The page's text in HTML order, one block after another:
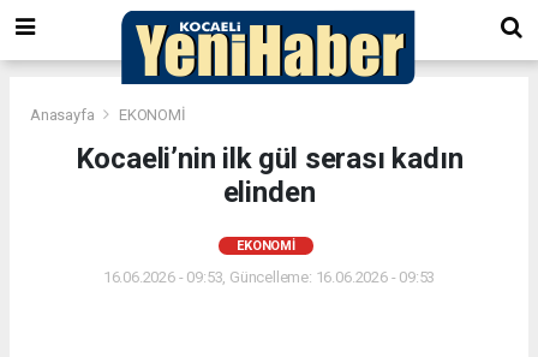
Anasayfa EKONOMİ
Kocaeli’nin ilk gül serası kadın
elinden
EKONOMİ
16.06.2026 - 09:53, Güncelleme: 16.06.2026 - 09:53